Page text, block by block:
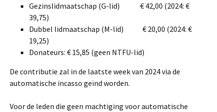
Gezinslidmaatschap (G-lid) € 42,00 (2024: €
39,75)
Dubbel lidmaatschap (M-lid) € 20,00 (2024: €
19,25)
Donateurs: € 15,85 (geen NTFU-lid)
De contributie zal in de laatste week van 2024 via de
automatische incasso geïnd worden.
Voor de leden die geen machtiging voor automatische